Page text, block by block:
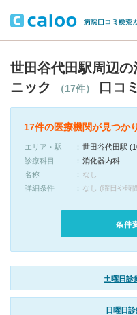
世田谷代田駅周辺
ニック
（17件） 口コ
17件の医療機関が見つか
エリア・駅
世田谷代田駅
診療科目
消化器内科
名称
なし
詳細条件
なし (曜日や時
条件
土曜日診
日曜日